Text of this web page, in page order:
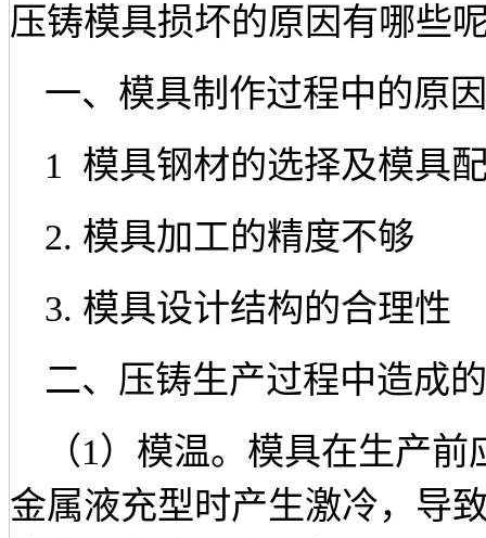
压铸模具损坏的原因有哪些
一、 模具制作过程中的原因
1 模具钢材的选择及模具
2. 模具加工的精度不够
3. 模具设计结构的合理性
二、压铸生产过程中造成
（1）模温。模具在生产
金属液充型时产生激冷，导